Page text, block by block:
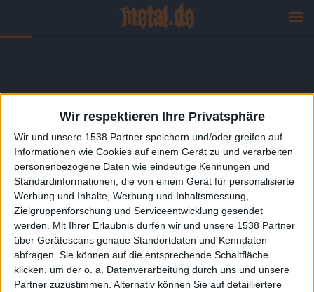
Wir respektieren Ihre Privatsphäre
Wir und unsere 1538 Partner speichern und/oder greifen auf
Informationen wie Cookies auf einem Gerät zu und verarbeiten
personenbezogene Daten wie eindeutige Kennungen und
Standardinformationen, die von einem Gerät für personalisierte
Werbung und Inhalte, Werbung und Inhaltsmessung,
Zielgruppenforschung und Serviceentwicklung gesendet
werden.
Mit Ihrer Erlaubnis dürfen wir und unsere 1538 Partner
über Gerätescans genaue Standortdaten und Kenndaten
abfragen. Sie können auf die entsprechende Schaltfläche
klicken, um der o. a. Datenverarbeitung durch uns und unsere
Partner zuzustimmen. Alternativ können Sie auf detailliertere